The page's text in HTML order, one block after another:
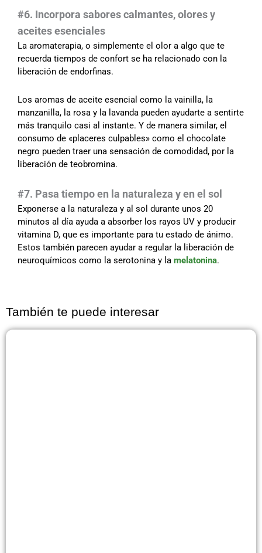
#6. Incorpora sabores calmantes, olores y
aceites esenciales
La aromaterapia, o simplemente el olor a algo que te
recuerda tiempos de confort se ha relacionado con la
liberación de endorfinas.
Los aromas de aceite esencial como la vainilla, la
manzanilla, la rosa y la lavanda pueden ayudarte a sentirte
más tranquilo casi al instante. Y de manera similar, el
consumo de «placeres culpables» como el chocolate
negro pueden traer una sensación de comodidad, por la
liberación de teobromina.
#7. Pasa tiempo en la naturaleza y en el sol
Exponerse a la naturaleza y al sol durante unos 20
minutos al día ayuda a absorber los rayos UV y producir
vitamina D, que es importante para tu estado de ánimo.
Estos también parecen ayudar a regular la liberación de
neuroquímicos como la serotonina y la melatonina.
También te puede interesar